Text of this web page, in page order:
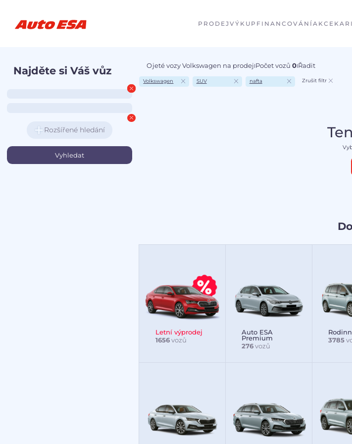
PRODEJ VÝKUP FINANCOVÁNÍAKCE
Najděte si Váš vůz
Rozšířené hledání
Ojeté vozy Volkswagen na prodejIPočet vozů 0IŘadit
Volkswagen SUV nafta Zrušit filtr
Letní výprodej
1656vozů
Auto ESA
Premium
276 vozů
3785